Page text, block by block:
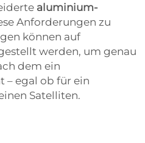
aluminium-
Anforderungen zu
können auf
werden, um genau
dem ein
– egal ob für ein
Satelliten.